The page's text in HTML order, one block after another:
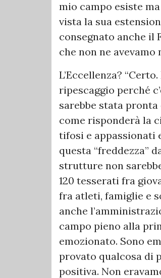
mio campo esiste
vista la sua
consegnato anche il
che non ne avevamo
L’Eccellenza?
ripescaggio perché
sarebbe stata
come risponderà la
tifosi e appassionati
questa “freddezza”
strutture non
120 tesserati fra
fra atleti, famiglie e
anche
campo pieno alla
emozionato. Sono
provato qualcosa di
positiva. Non